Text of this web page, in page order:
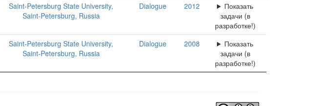
Saint-Petersburg State University,
Saint-Petersburg, Russia
Dialogue 2012
Показать
задачи (в
разработке!)
Saint-Petersburg State University,
Saint-Petersburg, Russia
Dialogue 2008
Показать
задачи (в
разработке!)